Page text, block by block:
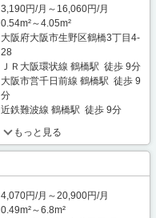
3,190円/月～16,060円/月
0.54m²～4.05m²
大阪府大阪市生野区鶴橋3丁目4-
28
ＪＲ大阪環状線 鶴橋駅 徒歩 9分
大阪市営千日前線 鶴橋駅 徒歩 9
分
近鉄難波線 鶴橋駅 徒歩 9分
もっと見る
4,070円/月～20,900円/月
0.49m²～6.8m²